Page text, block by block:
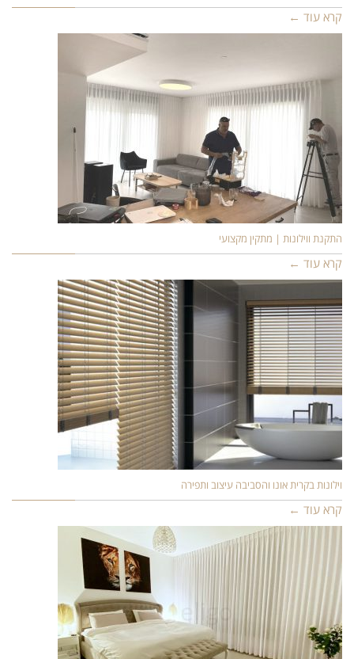
קרא עוד ←
התקנת ווילונות | מתקין מקצועי
קרא עוד ←
וילונות בקרית אונו והסביבה עיצוב ותפירה
קרא עוד ←